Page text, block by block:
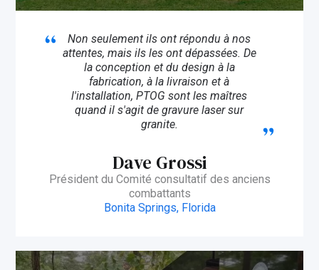
Non seulement ils ont répondu à nos
attentes, mais ils les ont dépassées. De
la conception et du design à la
fabrication, à la livraison et à
l'installation, PTOG sont les maîtres
quand il s'agit de gravure laser sur
granite.
Dave Grossi
Président du Comité consultatif des anciens
combattants
Bonita Springs, Florida